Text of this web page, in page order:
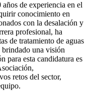
de experiencia en el
conocimiento en
con la desalación y
profesional, ha
de tratamiento de aguas
una visión
para esta candidatura es
retos del sector,